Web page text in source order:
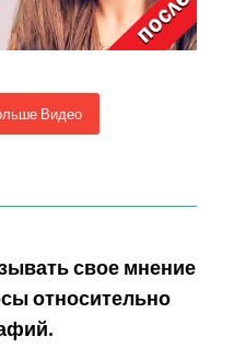
Видео
свое мнение
относительно